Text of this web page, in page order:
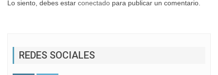
Lo siento, debes estar conectado para publicar un comentario.
REDES SOCIALES